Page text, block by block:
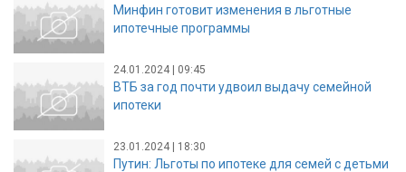
Минфин готовит изменения в льготные
ипотечные программы
24.01.2024 | 09:45
ВТБ за год почти удвоил выдачу семейной
ипотеки
23.01.2024 | 18:30
Путин: Льготы по ипотеке для семей с детьми